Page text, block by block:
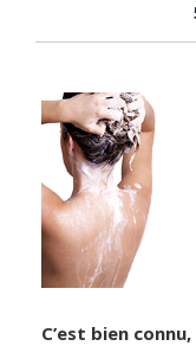
C’est bien connu,